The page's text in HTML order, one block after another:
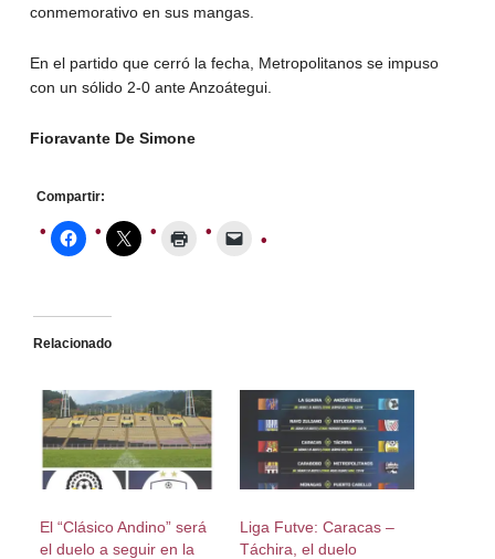
conmemorativo en sus mangas.
En el partido que cerró la fecha, Metropolitanos se impuso
con un sólido 2-0 ante Anzoátegui.
Fioravante De Simone
Compartir:
Relacionado
El “Clásico Andino” será
el duelo a seguir en la
Liga Futve: Caracas –
Táchira, el duelo